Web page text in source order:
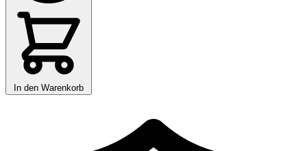
In den Warenkorb